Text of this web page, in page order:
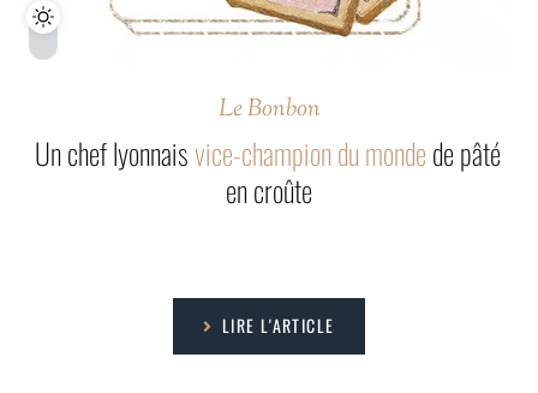
Le Bonbon
Un chef lyonnaisvice-champion du mondede pâté
en croûte
LIRE L'ARTICLE